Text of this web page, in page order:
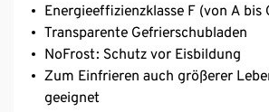
Energieeffizienzklasse F (von A bis
Transparente Gefrierschubladen
NoFrost: Schutz vor Eisbildung
Zum Einfrieren auch größerer
geeignet